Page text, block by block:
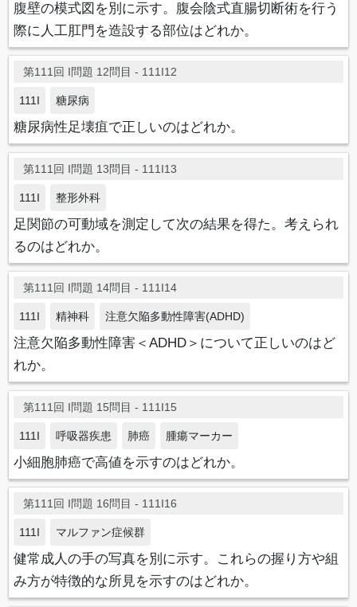
腹壁の模式図を別に示す。腹会陰式直腸切断術を行う
際に人工肛門を造設する部位はどれか。
第111回 I問題 12問目 - 111I12
111I 糖尿病
糖尿病性足壊疽で正しいのはどれか。
第111回 I問題 13問目 - 111I13
111I 整形外科
足関節の可動域を測定して次の結果を得た。考えられ
るのはどれか。
第111回 I問題 14問目 - 111I14
111I 精神科 注意欠陥多動性障害(ADHD)
注意欠陥多動性障害＜ADHD＞について正しいのはど
れか。
第111回 I問題 15問目 - 111I15
111I 呼吸器疾患 肺癌 腫瘍マーカー
小細胞肺癌で高値を示すのはどれか。
第111回 I問題 16問目 - 111I16
111I マルファン症候群
健常成人の手の写真を別に示す。これらの握り方や組
み方が特徴的な所見を示すのはどれか。